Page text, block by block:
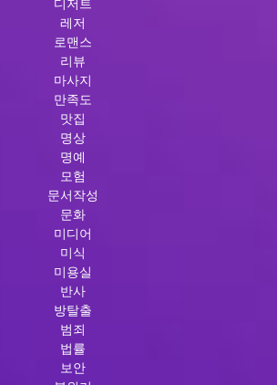
레저
로맨스
리뷰
마사지
만족도
맛집
명상
명예
모험
문서작성
문화
미디어
미식
미용실
반사
방탈출
범죄
법률
보안